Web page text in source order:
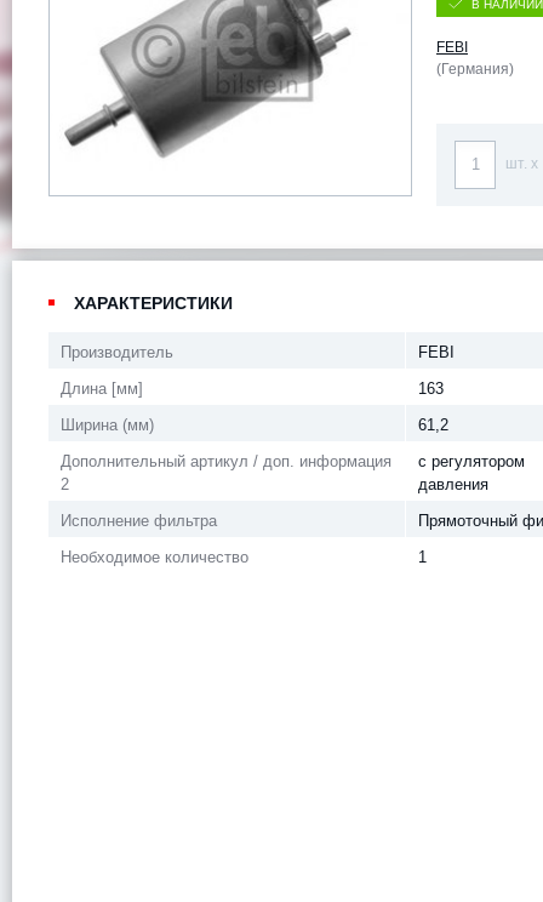
В НАЛИЧИИ
FEBI
(Германия)
шт. x
ХАРАКТЕРИСТИКИ
Производитель
FEBI
Длина [мм]
163
Ширина (мм)
61,2
Дополнительный артикул / доп. информация
2
с регулятором
давления
Исполнение фильтра
Прямоточный
Необходимое количество
1